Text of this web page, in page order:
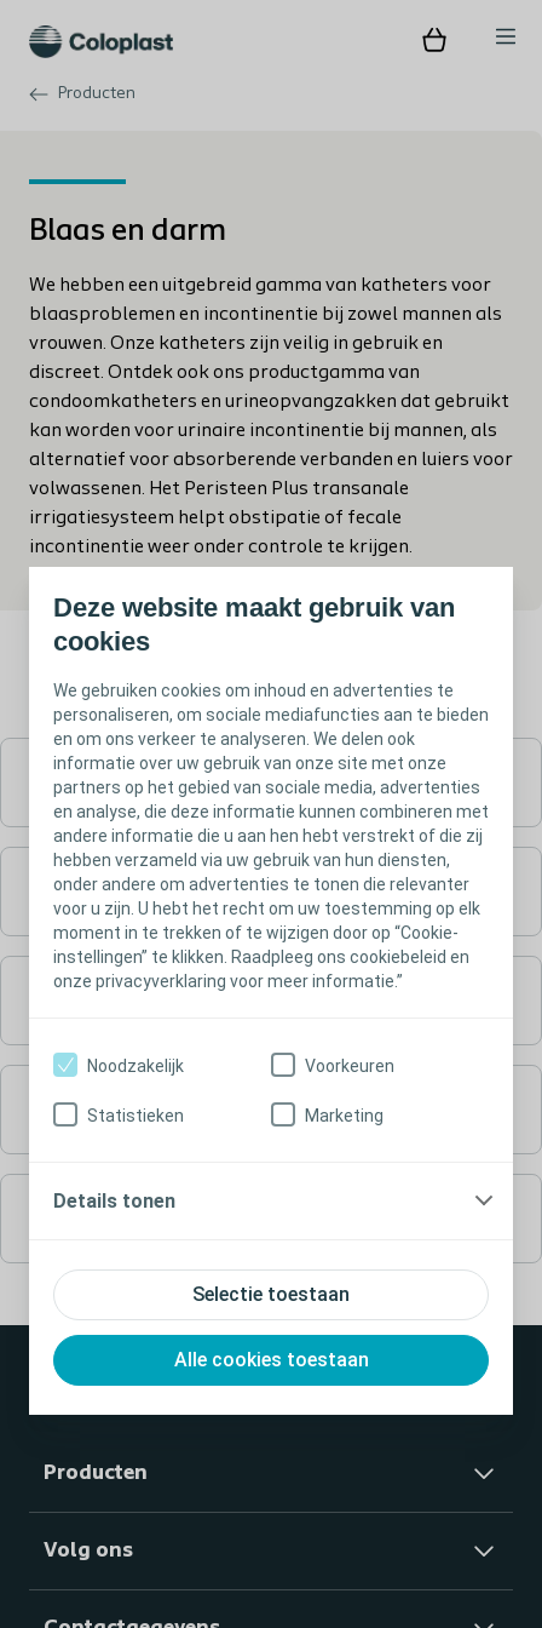
Deze website maakt gebruik van
cookies
We gebruiken cookies om inhoud en advertenties te
personaliseren, om sociale mediafuncties aan te bieden
en om ons verkeer te analyseren. We delen ook
informatie over uw gebruik van onze site met onze
partners op het gebied van sociale media, advertenties
en analyse, die deze informatie kunnen combineren met
andere informatie die u aan hen hebt verstrekt of die zij
hebben verzameld via uw gebruik van hun diensten,
onder andere om advertenties te tonen die relevanter
voor u zijn. U hebt het recht om uw toestemming op elk
moment in te trekken of te wijzigen door op “Cookie-
instellingen” te klikken. Raadpleeg ons cookiebeleid en
onze privacyverklaring voor meer informatie.”
Selectie toestaan
Alle cookies toestaan
Noodzakelijk Voorkeuren
Statistieken Marketing
Details tonen
Producten
Blaas en darm
We hebben een uitgebreid gamma van katheters voor
blaasproblemen en incontinentie bij zowel mannen als
vrouwen. Onze katheters zijn veilig in gebruik en
discreet. ​Ontdek ook ons productgamma van
condoomkatheters en urineopvangzakken dat gebruikt
kan worden voor urinaire incontinentie bij mannen, als
alternatief voor absorberende verbanden en luiers voor
volwassenen. ​Het Peristeen Plus transanale
irrigatiesysteem helpt obstipatie of fecale
incontinentie weer onder controle te krijgen.
Intermitterende katheters
Urinezakjes
Condoomkatheters
Producten
Volg ons